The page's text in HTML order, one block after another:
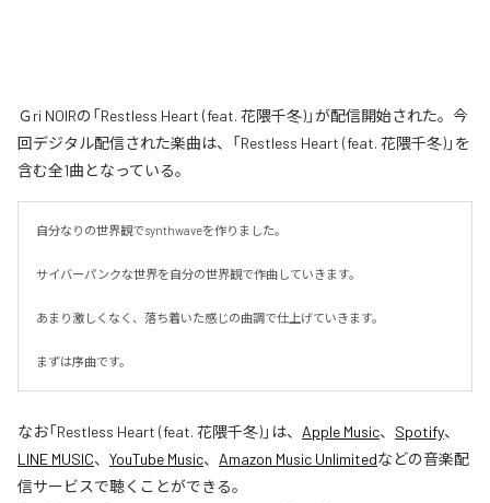
Ｇri NOIRの「Restless Heart (feat. 花隈千冬)」が配信開始された。今
回デジタル配信された楽曲は、「Restless Heart (feat. 花隈千冬)」を
含む全1曲となっている。
自分なりの世界観でsynthwaveを作りました。
サイバーパンクな世界を自分の世界観で作曲していきます。
あまり激しくなく、落ち着いた感じの曲調で仕上げていきます。
まずは序曲です。
なお「Restless Heart (feat. 花隈千冬)」は、 Apple Music、 Spotify、
LINE MUSIC、 YouTube Music、 Amazon Music Unlimitedなどの音楽配
信サービスで聴くことができる。